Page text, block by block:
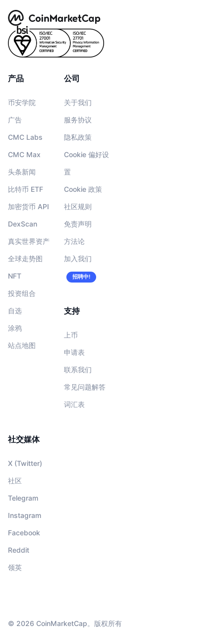
产品
币安学院
广告
CMC Labs
CMC Max
头条新闻
比特币 ETF
加密货币 API
DexScan
真实世界资产
全球走势图
NFT
投资组合
自选
涂鸦
站点地图
公司
关于我们
服务协议
隐私政策
Cookie 偏好设
置
Cookie 政策
社区规则
免责声明
方法论
加入我们
招聘中!
支持
上币
申请表
联系我们
常见问题解答
词汇表
社交媒体
X (Twitter)
社区
Telegram
Instagram
Facebook
Reddit
领英
© 2026 CoinMarketCap。版权所有